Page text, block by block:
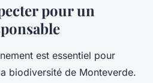
pour un
est essentiel pour
biodiversité de Monteverde.